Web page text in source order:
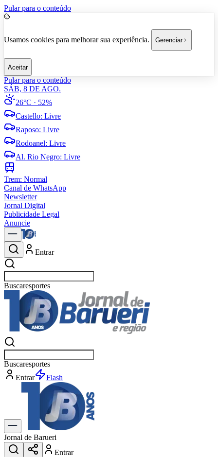
Pular para o conteúdo
Usamos cookies para melhorar sua experiência. Gerenciar
Aceitar
Pular para o conteúdo
SÁB, 8 DE AGO.
26°C · 52%
Castello: Livre
Raposo: Livre
Rodoanel: Livre
Al. Rio Negro: Livre
Trem: Normal
Canal de WhatsApp
Newsletter
Jornal Digital
Publicidade Legal
Anuncie
Entrar
Buscarpo
Buscarpo
Entrar
Flash
Jornal de Barueri
Entrar